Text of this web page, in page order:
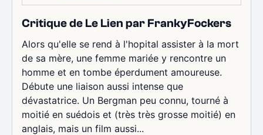
Critique de Le Lien par FrankyFockers
Alors qu'elle se rend à l'hopital assister à la mort
de sa mère, une femme mariée y rencontre un
homme et en tombe éperdument amoureuse.
Débute une liaison aussi intense que
dévastatrice. Un Bergman peu connu, tourné à
moitié en suédois et (très très grosse moitié) en
anglais, mais un film aussi...